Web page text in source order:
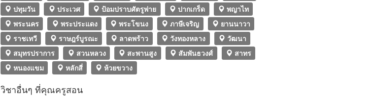
ปทุมวัน
ประเวศ ป้อมปราบศัตรูพ่าย ปากเกร็ด
พญาไท
พระนคร
พระประแดง พระโขนง ภาษีเจริญ
ยานนาวา
ราชเทวี
ราษฎร์บูรณะ ลาดพร้าว วังทองหลาง
วัฒนา
สมุทรปราการ
สวนหลวง สะพานสูง สัมพันธวงศ์
สาทร
หนองแขม
หลักสี่ ห้วยขวาง
วิชาอื่นๆ ที่คุณครูสอน